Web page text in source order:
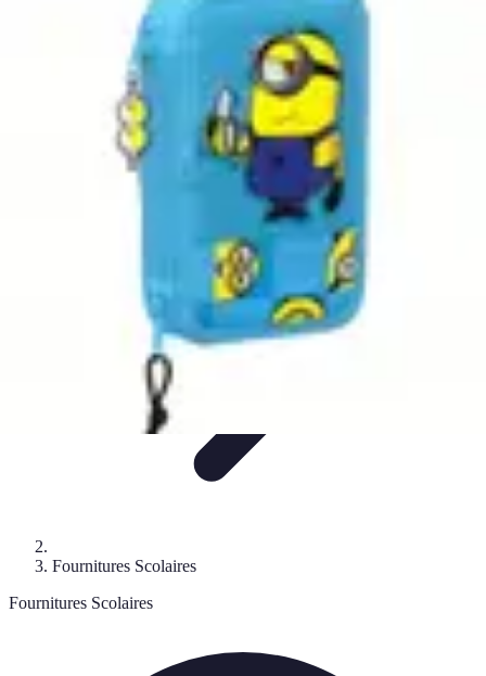
Fournitures Scolaires
Fournitures
Éducation
Top Fournitures
Fournitures Scolaires
Fournitures Scolaires